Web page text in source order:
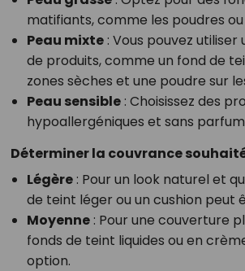
matifiants, comme les poudres ou
Peau mixte: Vous pouvez utiliser
de produits, comme un fond de
zones sèches et une poudre sur
Peau sensible: Choisissez des
hypoallergéniques et sans
Déterminer la couvrance
Légère: Pour un look naturel et
de teint léger ou un cushion peut
Moyenne: Pour une couverture
fonds de teint liquides ou en
option.